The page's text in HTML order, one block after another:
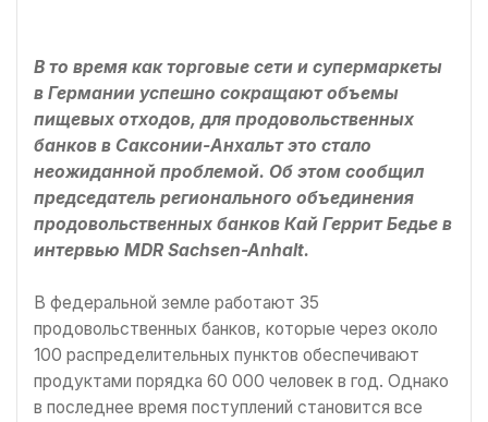
В то время как торговые сети и супермаркеты
в Германии успешно сокращают объемы
пищевых отходов, для продовольственных
банков в Саксонии-Анхальт это стало
неожиданной проблемой. Об этом сообщил
председатель регионального объединения
продовольственных банков Кай Геррит Бедье в
интервью MDR Sachsen-Anhalt.
В федеральной земле работают 35
продовольственных банков, которые через около
100 распределительных пунктов обеспечивают
продуктами порядка 60 000 человек в год. Однако
в последнее время поступлений становится все